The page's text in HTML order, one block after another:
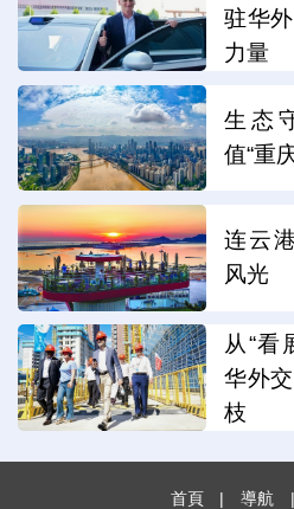
驻华
力量
生态
值“重
连云
风光
从“看
华外
枝
首頁 | 導航 |